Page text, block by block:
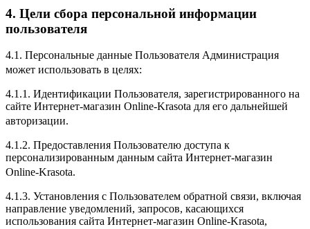
4. Цели сбора персональной информации
пользователя
4.1. Персональные данные Пользователя Администрация
может использовать в целях:
4.1.1. Идентификации Пользователя, зарегистрированного на
сайте Интернет-магазин Online-Krasota для его дальнейшей
авторизации.
4.1.2. Предоставления Пользователю доступа к
персонализированным данным сайта Интернет-магазин
Online-Krasota.
4.1.3. Установления с Пользователем обратной связи, включая
направление уведомлений, запросов, касающихся
использования сайта Интернет-магазин Online-Krasota,